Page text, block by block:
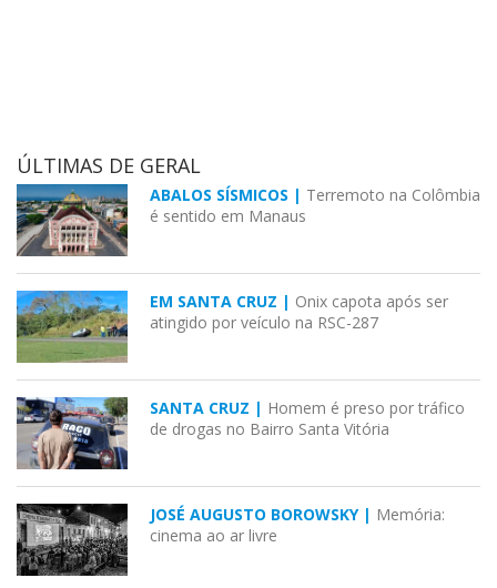
ÚLTIMAS DE GERAL
ABALOS SÍSMICOS | Terremoto na Colômbia
é sentido em Manaus
EM SANTA CRUZ | Onix capota após ser
atingido por veículo na RSC-287
SANTA CRUZ | Homem é preso por tráfico
de drogas no Bairro Santa Vitória
JOSÉ AUGUSTO BOROWSKY | Memória:
cinema ao ar livre